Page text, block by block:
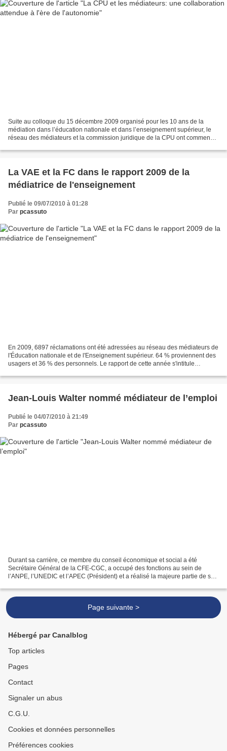
Suite au colloque du 15 décembre 2009 organisé pour les 10 ans de la
médiation dans l’éducation nationale et dans l’enseignement supérieur, le
réseau des médiateurs et la commission juridique de la CPU ont commencé
La VAE et la FC dans le rapport 2009 de la
médiatrice de l'enseignement
Publié le 09/07/2010 à 01:28
Par pcassuto
En 2009, 6897 réclamations ont été adressées au réseau des médiateurs de
l'Éducation nationale et de l'Enseignement supérieur. 64 % proviennent des
usagers et 36 % des personnels. Le rapport de cette année s'intitule
Jean-Louis Walter nommé médiateur de l’emploi
Publié le 04/07/2010 à 21:49
Par pcassuto
Durant sa carrière, ce membre du conseil économique et social a été
Secrétaire Général de la CFE-CGC, a occupé des fonctions au sein de
l’ANPE, l’UNEDIC et l’APEC (Président) et a réalisé la majeure partie de sa
Page suivante >
Hébergé par Canalblog
Top articles
Pages
Contact
Signaler un abus
C.G.U.
Cookies et données personnelles
Préférences cookies